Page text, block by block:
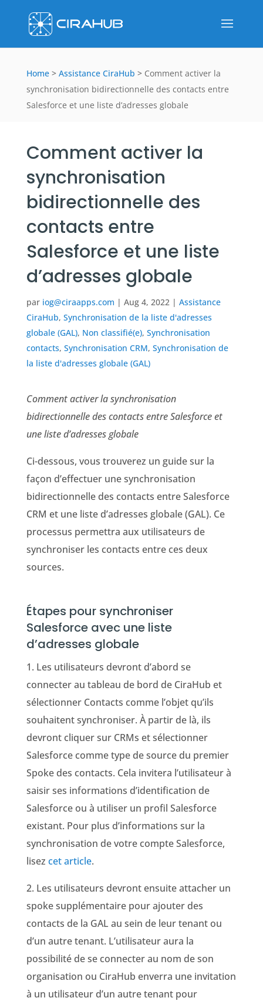
Home > Assistance CiraHub > Comment activer la
synchronisation bidirectionnelle des contacts entre
Salesforce et une liste d’adresses globale
Comment activer la
synchronisation
bidirectionnelle des
contacts entre
Salesforce et une liste
d’adresses globale
par iog@ciraapps.com | Aug 4, 2022| Assistance
CiraHub, Synchronisation de la liste d'adresses
globale (GAL), Non classifié(e), Synchronisation
contacts, Synchronisation CRM, Synchronisation de
la liste d'adresses globale (GAL)
Comment activer la synchronisation
bidirectionnelle des contacts entre Salesforce et
une liste d’adresses globale
Ci-dessous, vous trouverez un guide sur la
façon d’effectuer une synchronisation
bidirectionnelle des contacts entre Salesforce
CRM et une liste d’adresses globale (GAL). Ce
processus permettra aux utilisateurs de
synchroniser les contacts entre ces deux
sources.
Étapes pour synchroniser
Salesforce avec une liste
d’adresses globale
1. Les utilisateurs devront d’abord se
connecter au tableau de bord de CiraHub et
sélectionner Contacts comme l’objet qu’ils
souhaitent synchroniser. À partir de là, ils
devront cliquer sur CRMs et sélectionner
Salesforce comme type de source du premier
Spoke des contacts. Cela invitera l’utilisateur à
saisir ses informations d’identification de
Salesforce ou à utiliser un profil Salesforce
existant. Pour plus d’informations sur la
synchronisation de votre compte Salesforce,
lisez cet article.
2. Les utilisateurs devront ensuite attacher un
spoke supplémentaire pour ajouter des
contacts de la GAL au sein de leur tenant ou
d’un autre tenant. L’utilisateur aura la
possibilité de se connecter au nom de son
organisation ou CiraHub enverra une invitation
à un utilisateur d’un autre tenant pour